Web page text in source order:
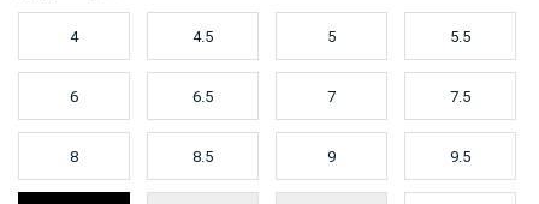
4 4.5 5 5.5
6 6.5 7 7.5
8 8.5 9 9.5